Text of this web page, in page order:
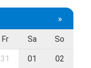
»
Fr Sa So
31 01 02